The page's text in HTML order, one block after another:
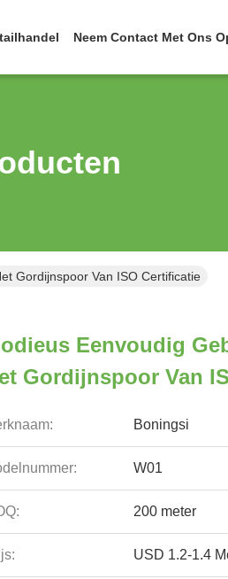
Neem Contact Met Ons
Gordijnspoor Van ISO Certificatie
Eenvoudig
Gordijnspoor Van
Boningsi
W01
200 meter
USD 1.2-1.4